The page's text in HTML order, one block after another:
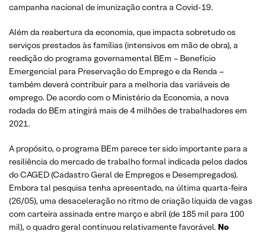
campanha nacional de imunização contra a Covid-19.
Além da reabertura da economia, que impacta sobretudo os
serviços prestados às famílias (intensivos em mão de obra), a
reedição do programa governamental BEm – Benefício
Emergencial para Preservação do Emprego e da Renda –
também deverá contribuir para a melhoria das variáveis de
emprego. De acordo com o Ministério da Economia, a nova
rodada do BEm atingirá mais de 4 milhões de trabalhadores em
2021.
A propósito, o programa BEm parece ter sido importante para a
resiliência do mercado de trabalho formal indicada pelos dados
do CAGED (Cadastro Geral de Empregos e Desempregados).
Embora tal pesquisa tenha apresentado, na última quarta-feira
(26/05), uma desaceleração no ritmo de criação líquida de vagas
com carteira assinada entre março e abril (de 185 mil para 100
mil), o quadro geral continuou relativamente favorável. No